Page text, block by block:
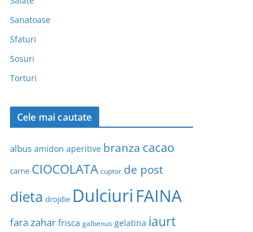
Sanatoase
Sfaturi
Sosuri
Torturi
Cele mai cautate
albus amidon aperitive branza cacao
carne CIOCOLATA cuptor de post
dieta drojdie Dulciuri FAINA
fara zahar frisca galbenus gelatina iaurt